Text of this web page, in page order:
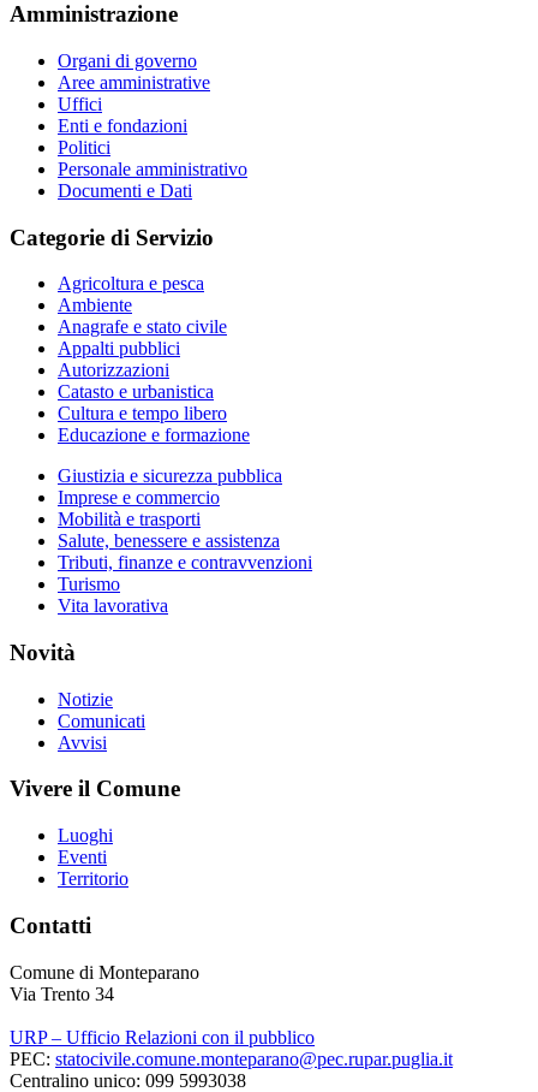
Amministrazione
Organi di governo
Aree amministrative
Uffici
Enti e fondazioni
Politici
Personale amministrativo
Documenti e Dati
Categorie di Servizio
Agricoltura e pesca
Ambiente
Anagrafe e stato civile
Appalti pubblici
Autorizzazioni
Catasto e urbanistica
Cultura e tempo libero
Educazione e formazione
Giustizia e sicurezza pubblica
Imprese e commercio
Mobilità e trasporti
Salute, benessere e assistenza
Tributi, finanze e contravvenzioni
Turismo
Vita lavorativa
Novità
Notizie
Comunicati
Avvisi
Vivere il Comune
Luoghi
Eventi
Territorio
Contatti
Comune di Monteparano
Via Trento 34
URP – Ufficio Relazioni con il pubblico
PEC: statocivile.comune.monteparano@pec.rupar.puglia.it
Centralino unico: 099 5993038